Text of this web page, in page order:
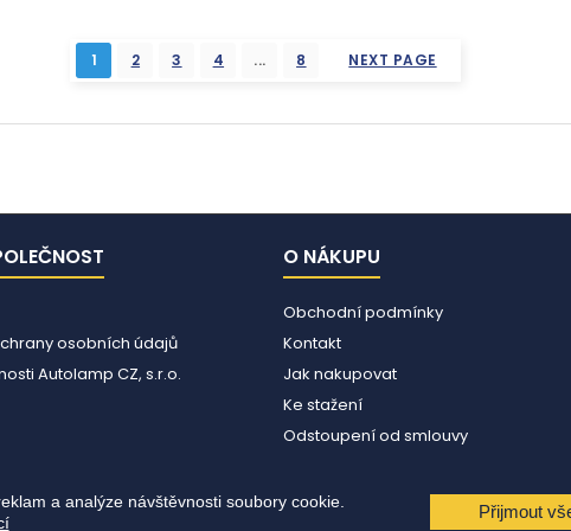
a analýze návštěvnosti soubory cookie.
Přijmout
1 2 3 4 ... 8 NEXT PAGE
osobních údajů
Autolamp CZ, s.r.o.
O NÁKUPU
Obchodní podmínky
Kontakt
Jak nakupovat
Ke stažení
Odstoupení od smlouvy